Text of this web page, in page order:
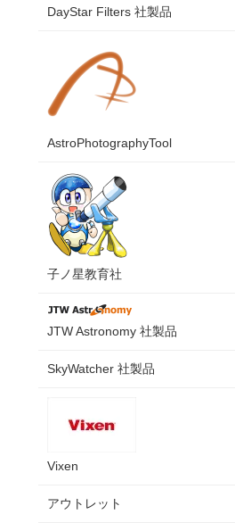
DayStar Filters 社製品
AstroPhotographyTool
子ノ星教育社
JTW Astronomy 社製品
SkyWatcher 社製品
Vixen
アウトレット